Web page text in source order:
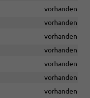
vorhanden
vorhanden
vorhanden
vorhanden
vorhanden
vorhanden
vorhanden